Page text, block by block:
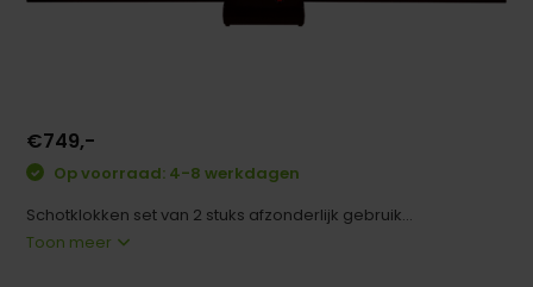
€749,-
Op voorraad: 4-8 werkdagen
Schotklokken set van 2 stuks afzonderlijk gebruik...
Toon meer